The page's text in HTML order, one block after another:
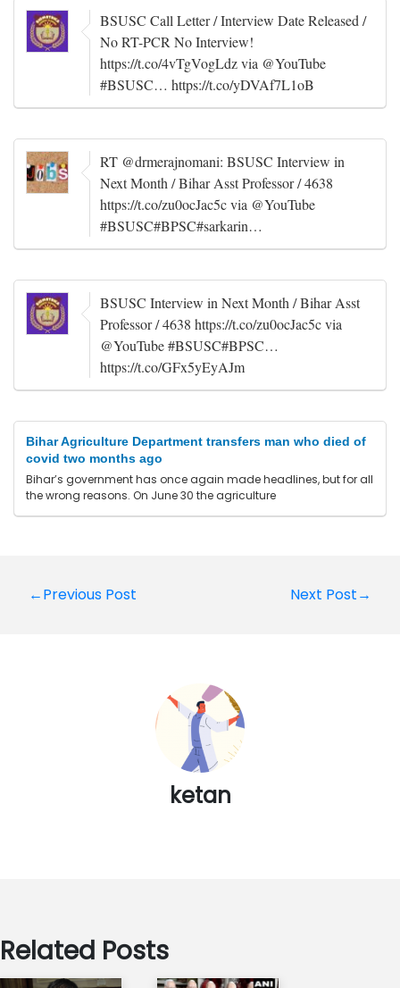
BSUSC Call Letter / Interview Date Released /
No RT-PCR No Interview!
https://t.co/4vTgVogLdz via @YouTube
#BSUSC… https://t.co/yDVAf7L1oB
RT @drmerajnomani: BSUSC Interview in
Next Month / Bihar Asst Professor / 4638
https://t.co/zu0ocJac5c via @YouTube
#BSUSC#BPSC#sarkarin…
BSUSC Interview in Next Month / Bihar Asst
Professor / 4638 https://t.co/zu0ocJac5c via
@YouTube #BSUSC#BPSC…
https://t.co/GFx5yEyAJm
Bihar Agriculture Department transfers man who died of
covid two months ago
Bihar’s government has once again made headlines, but for all
the wrong reasons. On June 30 the agriculture
Post
←Previous Post Next Post→
ketan
Related Posts